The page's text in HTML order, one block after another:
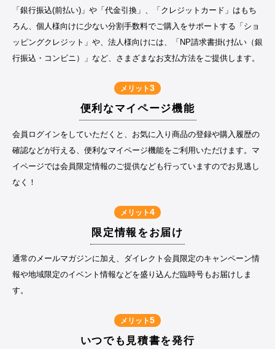
「銀行振込(前払い)」や「代金引換」、「クレジットカード」はもち
ろん、個人様向けに少ない分割手数料でご購入をサポートする「ショ
ッピングクレジット」や、法人様向けには、「NP請求書掛け払い（銀
行振込・コンビニ）」など、さまざまなお支払方法をご提供します。
メリット3
便利なマイページ機能
会員ログインをしていただくと、お気に入り商品の登録や購入履歴の
確認などが行える、便利なマイページ機能をご利用いただけます。マ
イページでは会員限定情報のご提供なども行っていますのでお見逃し
なく！
メリット4
限定情報をお届け
通常のメールマガジンに加え、ダイレクト会員限定のキャンペーン情
報や地域限定のイベント情報などを盛り込んだ臨時号もお届けしま
す。
メリット5
いつでも見積書を発行